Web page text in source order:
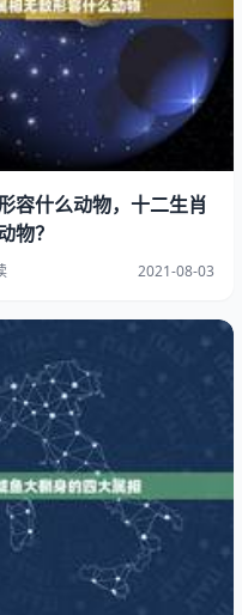
容什么动物，十二生肖
物？
2021-08-03